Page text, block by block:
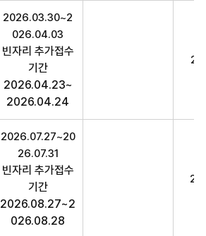
2026.03.30~2
026.04.03
빈자리 추가접수
기간
2026.04.23~
2026.04.24
2026.07.27~20
26.07.31
빈자리 추가접수
기간
2026.08.27~2
026.08.28